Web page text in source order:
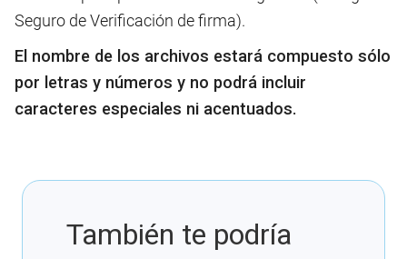
Seguro de Verificación de firma).
El nombre de los archivos estará compuesto sólo
por letras y números y no podrá incluir
caracteres especiales ni acentuados.
También te podría